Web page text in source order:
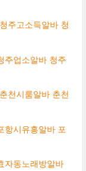
주고소득알바 청
업소알바 청주
천시룸알바 춘천
시유흥알바 포
자동노래방알바